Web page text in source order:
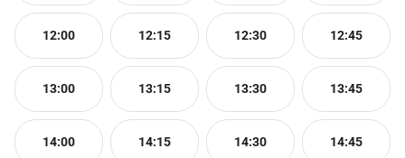
12:00 12:15 12:30 12:45
13:00 13:15 13:30 13:45
14:00 14:15 14:30 14:45